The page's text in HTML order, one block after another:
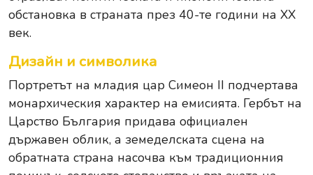
обстановка в страната през 40-те години на XX
век.
Дизайн и символика
Портретът на младия цар Симеон II подчертава
монархическия характер на емисията. Гербът на
Царство България придава официален
държавен облик, а земеделската сцена на
обратната страна насочва към традиционния